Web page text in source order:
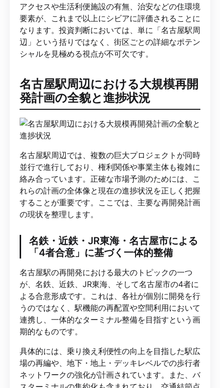
アクセスや生活利便施設の有無、治安などの住環境
要素が、これまで以上にシビアに評価されることに
なります。投資判断においては、単に「名古屋駅周
辺」という括りではなく、街区ごとの詳細なポテン
シャルを見極める視点が不可欠です。
名古屋駅周辺における大規模再開
発計画の全貌と進捗状況
名古屋駅周辺では、複数の巨大プロジェクトが同時
並行で進行しており、権利関係や事業主体も複雑に
絡み合っています。正確な市場予測のためには、こ
れらの計画の全体像と現在の進捗状況を正しく把握
することが重要です。ここでは、主要な再開発計画
の現状を整理します。
名鉄・近鉄・JR東海・名古屋市による
「4者合意」に基づく一体的整備
名古屋駅の再開発における最大のトピックの一つ
が、名鉄、近鉄、JR東海、そして名古屋市の4者に
よる合意形成です。これは、各社が個別に開発を行
うのではなく、駅機能の再配置や空間利用において
連携し、一体的なターミナル整備を目指すという画
期的なものです。
具体的には、乗り換え利便性の向上を目指した駅広
場の再編や、地下・地上・デッキレベルでの歩行者
ネットワークの強化が計画されています。また、バ